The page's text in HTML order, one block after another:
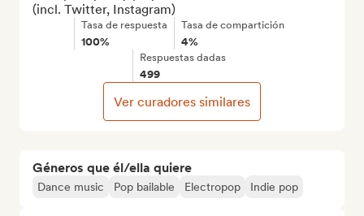
Géneros que él/ella quiere
Dance music Pop bailable Electropop Indie pop
(incl. Twitter, Instagram)
Tasa de respuesta
100%
Tasa de compartición
4%
Respuestas dadas
499
Ver curadores similares